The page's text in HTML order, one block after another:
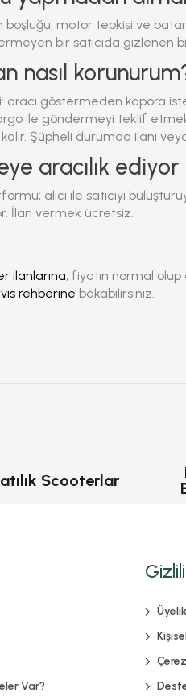
motor tepkisi ve
bir satıcıda gizlenen
nasıl
aracı göstermeden kapora
ile göndermeyi teklif
Şüpheli durumda ilanı veya
aracılık ediyor
alıcı ile satıcıyı
İlan vermek ücretsiz.
ilanlarına, fiyatın normal olup
rehberine bakabilirsiniz.
Scooterlar
Var?